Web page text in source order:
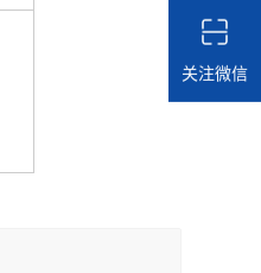
关注微信